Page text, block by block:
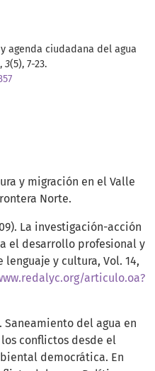
agenda ciudadana del agua
, 3(5), 7-23.
y migración en el Valle
Norte.
La investigación-acción
el desarrollo profesional y
y cultura, Vol. 14,
articulo.oa?
Saneamiento del agua en
conflictos desde el
democrática. En